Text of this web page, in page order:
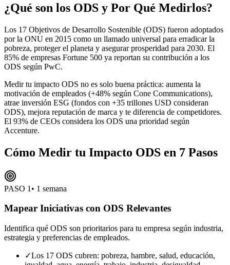
¿Qué son los ODS y Por Qué Medirlos?
Los 17 Objetivos de Desarrollo Sostenible (ODS) fueron adoptados
por la ONU en 2015 como un llamado universal para erradicar la
pobreza, proteger el planeta y asegurar prosperidad para 2030. El
85% de empresas Fortune 500 ya reportan su contribución a los
ODS según PwC.
Medir tu impacto ODS no es solo buena práctica: aumenta la
motivación de empleados (+48% según Cone Communications),
atrae inversión ESG (fondos con +35 trillones USD consideran
ODS), mejora reputación de marca y te diferencia de competidores.
El 93% de CEOs considera los ODS una prioridad según
Accenture.
Cómo Medir tu Impacto ODS en 7 Pasos
PASO 1 • 1 semana
Mapear Iniciativas con ODS Relevantes
Identifica qué ODS son prioritarios para tu empresa según industria,
estrategia y preferencias de empleados.
✓Los 17 ODS cubren: pobreza, hambre, salud, educación,